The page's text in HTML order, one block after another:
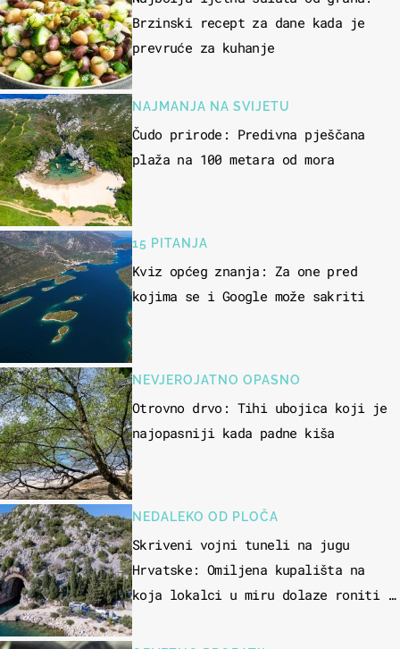
Brzinski recept za dane kada je
prevruće za kuhanje
NAJMANJA NA SVIJETU
Čudo prirode: Predivna pješčana
plaža na 100 metara od mora
15 PITANJA
Kviz općeg znanja: Za one pred
kojima se i Google može sakriti
NEVJEROJATNO OPASNO
Otrovno drvo: Tihi ubojica koji je
najopasniji kada padne kiša
NEDALEKO OD PLOČA
Skriveni vojni tuneli na jugu
Hrvatske: Omiljena kupališta na
koja lokalci u miru dolaze roniti i